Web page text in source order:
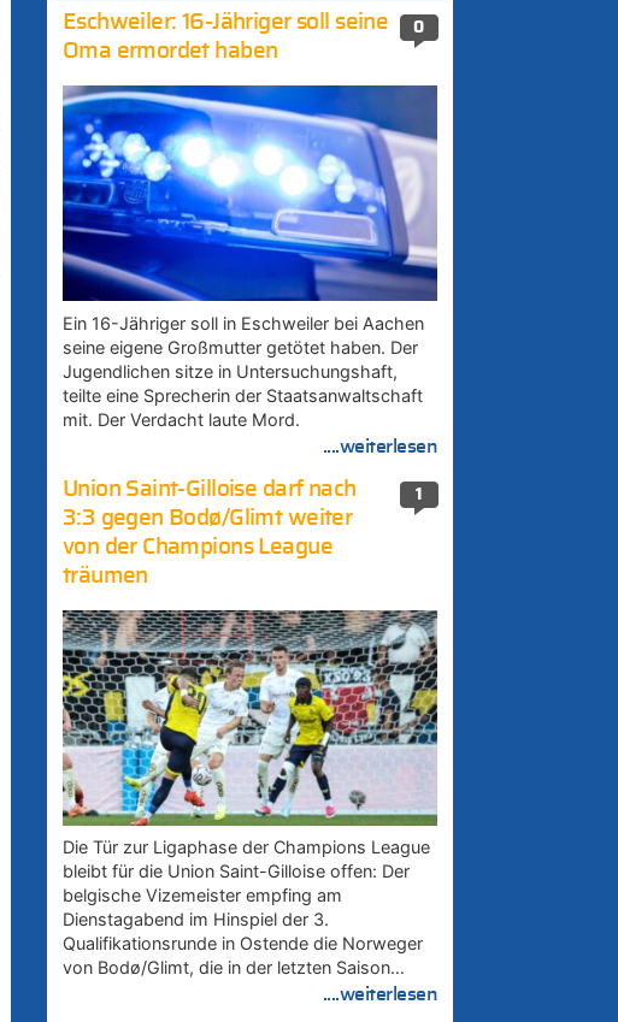
0
Eschweiler: 16-Jähriger soll seine
Oma ermordet haben
Ein 16-Jähriger soll in Eschweiler bei Aachen
seine eigene Großmutter getötet haben. Der
Jugendlichen sitze in Untersuchungshaft,
teilte eine Sprecherin der Staatsanwaltschaft
mit. Der Verdacht laute Mord.
....weiterlesen
1
Union Saint-Gilloise darf nach
3:3 gegen Bodø/Glimt weiter
von der Champions League
träumen
Die Tür zur Ligaphase der Champions League
bleibt für die Union Saint-Gilloise offen: Der
belgische Vizemeister empfing am
Dienstagabend im Hinspiel der 3.
Qualifikationsrunde in Ostende die Norweger
von Bodø/Glimt, die in der letzten Saison…
....weiterlesen